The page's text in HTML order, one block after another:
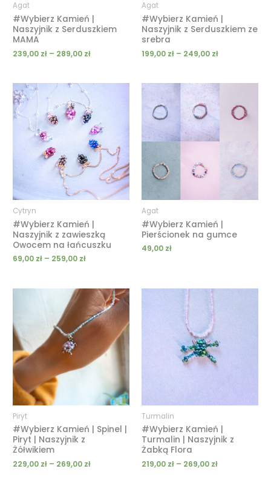
Agat
#Wybierz Kamień |
Naszyjnik z Serduszkiem
MAMA
239,00 zł – 289,00 zł
Agat
#Wybierz Kamień |
Naszyjnik z Serduszkiem ze
srebra
199,00 zł – 249,00 zł
Cytryn
#Wybierz Kamień |
Naszyjnik z zawieszką
Owocem na łańcuszku
69,00 zł – 259,00 zł
Zakres
cen:
od
69,00 zł
do
259,00 zł
Agat
#Wybierz Kamień |
Pierścionek na gumce
49,00 zł
Piryt
#Wybierz Kamień | Spinel |
Piryt | Naszyjnik z
Żółwikiem
229,00 zł – 269,00 zł
Zakres
cen:
od
229,00 zł
269,00 zł
Turmalin
#Wybierz Kamień |
Turmalin | Naszyjnik z
Żabką Flora
219,00 zł – 269,00 zł
269,00 zł